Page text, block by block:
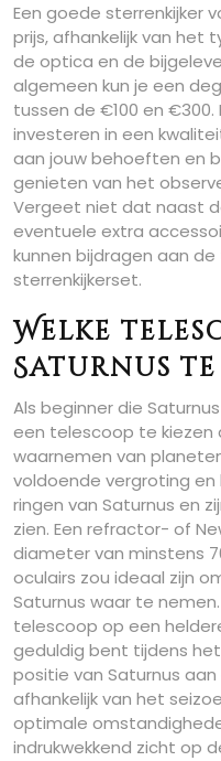
Een goede sterrenkijker
prijs, afhankelijk van het
de optica en de
algemeen kun je een
tussen de €100 en
investeren in een
aan jouw behoeften en
genieten van het
Vergeet niet dat naast
eventuele extra
kunnen bijdragen aan
sterrenkijkerset.
Welke
Saturnus te
Als beginner die
een telescoop te kiezen
waarnemen van
voldoende vergroting
ringen van Saturnus en
zien. Een refractor- of
diameter van minstens
oculairs zou ideaal zijn
Saturnus waar te
telescoop op een
geduldig bent tijdens
positie van Saturnus
afhankelijk van het
optimale
indrukwekkend zicht op